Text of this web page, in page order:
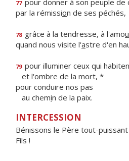
77 pour donner à son peuple de
par la rémission de ses péchés,
78 grâce à la tendresse, à l'amou
quand nous visite l'astre d'en
79 pour illuminer ceux qui
et l'ombre de la mort, *
pour conduire nos pas
au chemin de la paix.
INTERCESSION
Bénissons le Père tout-
Fils !